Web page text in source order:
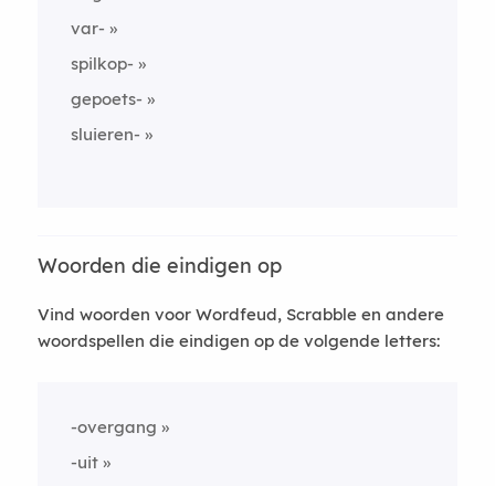
var-
spilkop-
gepoets-
sluieren-
Woorden die eindigen op
Vind woorden voor Wordfeud, Scrabble en andere
woordspellen die eindigen op de volgende letters:
-overgang
-uit